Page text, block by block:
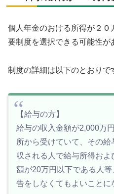
個人年金のおける所得が２
要制度を選択できる可能性が
制度の詳細は以下のとおりで
【給与の方】
給与の収入金額が2,000万
所から受けていて、その
収される人で給与所得お
額が20万円以下である人
告をしなくてもよいことに